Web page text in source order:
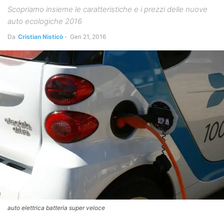
Scopriamo insieme le caratteristiche e i prezzi delle nuove
auto ecologiche 2016
Da Cristian Nisticò - Gen 21, 2016
auto elettrica batteria super veloce